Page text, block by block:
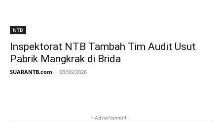
NTB
Inspektorat NTB Tambah Tim Audit Usut
Pabrik Mangkrak di Brida
SUARANTB.com - 08/06/2026
- Advertisment -